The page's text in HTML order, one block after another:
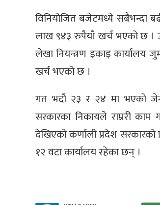
विनियोजित बजेटमध्ये सबैभन्दा
लाख ९४३ रुपैयाँ खर्च भएको छ ।
लेखा नियन्त्रण इकाइ
खर्च भएको छ ।
गत भदौ २३ र २४ मा भएको
सरकारका निकायले राम्ररी
देखिएको कर्णाली प्रदेश
१२ वटा कार्यालय रहेका छन् ।